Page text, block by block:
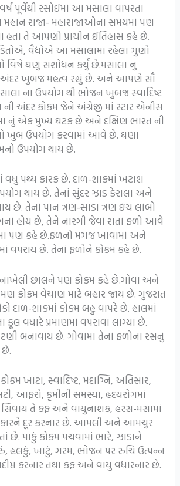
પૂર્વેથી રસોઈમાં આ મસાલા વાપરતા
રાજા- મહારાજાઓના સમયમાં પણ
હતા તે આપણો પ્રાચીન ઈતિહાસ કહે છે.
વૈદ્યોએ આ મસાલામાં રહેલાં ગુણો
ઘણું સંશોધન કર્યું છે.મસાલા નું
અંદર ખુબજ મહત્વ રહ્યું છે. અને આપણે સૌ
ના ઉપયોગ થી ભોજન ખુબજ સ્વાદિષ્ટ
અંદર કોકમ જેને અંગ્રેજી માં સ્ટાર એનીસ
નું એક મુખ્ય ઘટક છે અને દક્ષિણ ભારત ની
ખુબ ઉપયોગ કરવામાં આવે છે. ઘણા
ઉપયોગ થાય છે.
પથ્ય કારક છે. દાળ-શાકમાં ખટાશ
થાય છે. તેનાં સુંદર ઝાડ કેરાલા અને
છે. તેનાં પાન ત્રણ-સાડા ત્રણ ઇંચ લાંબો
હોય છે, તેને નારંગી જેવાં રાતાં ફળો આવે
પણ કહે છે.ફળનો મગજ ખાવામાં અને
વપરાય છે. તેનાં ફળોને કોકમ કહે છે.
છાલને પણ કોકમ કહે છે.ગોવા અને
મણ કોકમ વેચાણ માટે બહાર જાય છે. ગુજરાત
દાળ-શાકમાં કોકમ બહુ વાપરે છે. હાલમાં
ફૂલ વધારે પ્રમાણમાં વપરાવા લાગ્યા છે.
બનાવાય છે. ગોવામાં તેનાં ફળોના રસનું
ખાટા, સ્વાદિષ્ટ, મંદાગ્નિ, અતિસાર,
આફરો, કૃમીની સમસ્યા, હૃદયરોગમાં
તે કફ અને વાયુનાશક, હરસ-મસામાં
દૂર કરનાર છે. આમલી અને આમચુર
છે. પાકું કોકમ પચવામાં ભારે, ઝાડાને
હલકું, ખાટું, ગરમ, ભોજન પર રુચિ ઉત્પન્ન
કરનાર તથા કફ અને વાયુ વધારનાર છે.